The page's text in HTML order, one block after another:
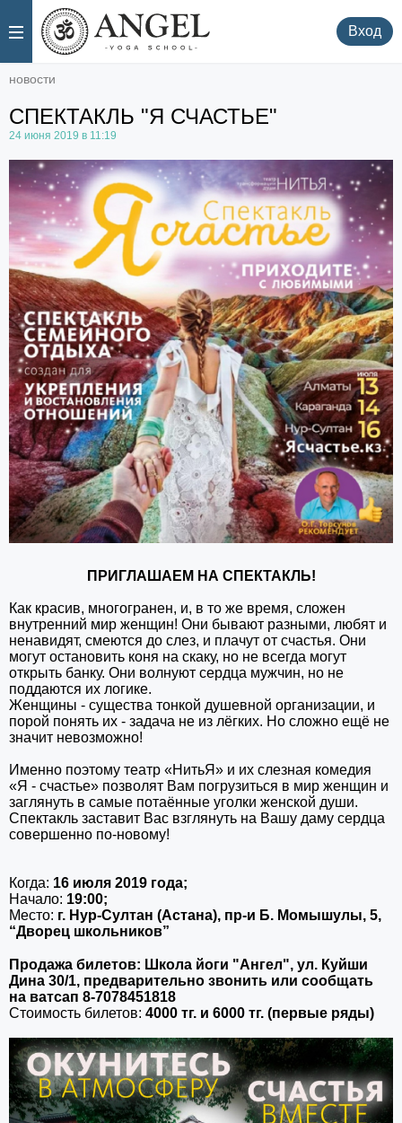
. Вход
новости
СПЕКТАКЛЬ "Я СЧАСТЬЕ"
24 июня 2019 в 11:19
ПРИГЛАШАЕМ НА СПЕКТАКЛЬ!
Как красив, многогранен, и, в то же время, сложен
внутренний мир женщин! Они бывают разными, любят и
ненавидят, смеются до слез, и плачут от счастья. Они
могут остановить коня на скаку, но не всегда могут
открыть банку. Они волнуют сердца мужчин, но не
поддаются их логике.
Женщины - существа тонкой душевной организации, и
порой понять их - задача не из лёгких. Но сложно ещё не
значит невозможно!
Именно поэтому театр «НитьЯ» и их слезная комедия
«Я - счастье» позволят Вам погрузиться в мир женщин и
заглянуть в самые потаённые уголки женской души.
Спектакль заставит Вас взглянуть на Вашу даму сердца
совершенно по-новому!
Когда: 16 июля 2019 года;
Начало: 19:00;
Место: г. Нур-Султан (Астана), пр-и Б. Момышулы, 5,
“Дворец школьников”
Продажа билетов: Школа йоги "Ангел", ул. Куйши
Дина 30/1, предварительно звонить или сообщать
на ватсап 8-7078451818
Стоимость билетов: 4000 тг. и 6000 тг. (первые ряды)